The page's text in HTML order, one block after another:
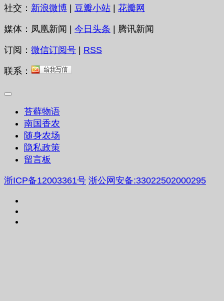
社交： 新浪微博 | 豆瓣小站 | 花瓣网
媒体：凤凰新闻 | 今日头条 | 腾讯新闻
订阅： 微信订阅号 | RSS
联系：
苔藓物语
南国香农
随身农场
隐私政策
留言板
浙ICP备12003361号 浙公网安备:33022502000295